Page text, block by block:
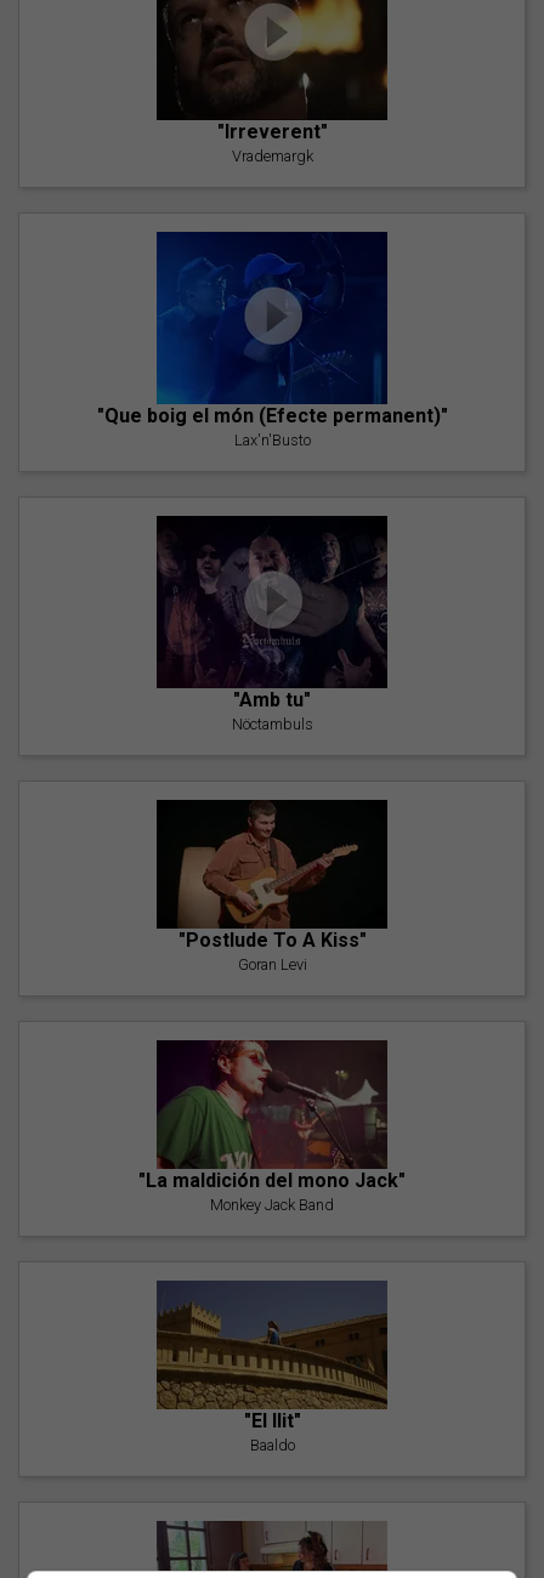
"Irreverent"
Vrademargk
"Que boig el món (Efecte permanent)"
Lax'n'Busto
"Amb tu"
Nöctambuls
"Postlude To A Kiss"
Goran Levi
"La maldición del mono Jack"
Monkey Jack Band
"El llit"
Baaldo